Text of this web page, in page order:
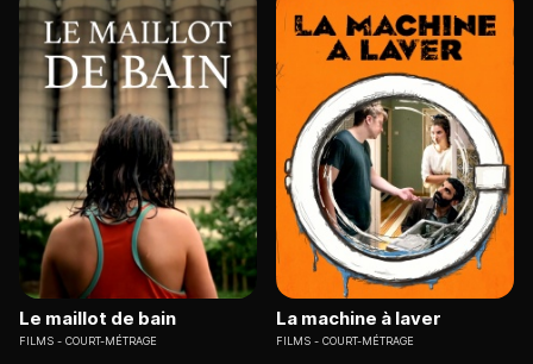
Le maillot de bain
FILMS COURT-MÉTRAGE
La machine à laver
FILMS COURT-MÉTRAGE